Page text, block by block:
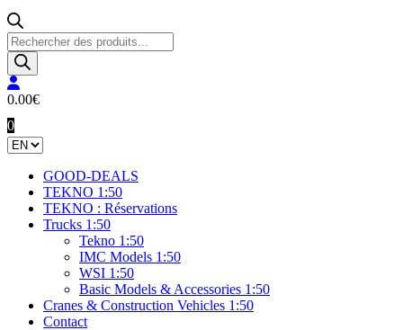
Products
search
0.00€
0
GOOD-DEALS
TEKNO 1:50
TEKNO : Réservations
Trucks 1:50
Tekno 1:50
IMC Models 1:50
WSI 1:50
Basic Models & Accessories 1:50
Cranes & Construction Vehicles 1:50
Contact